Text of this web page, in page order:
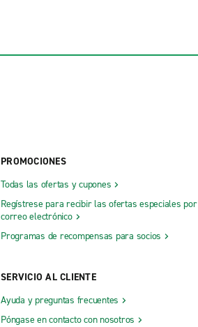
PROMOCIONES
Todas las ofertas y cupones
Regístrese para recibir las ofertas especiales por
correo electrónico
Programas de recompensas para socios
SERVICIO AL CLIENTE
Ayuda y preguntas frecuentes
Póngase en contacto con nosotros